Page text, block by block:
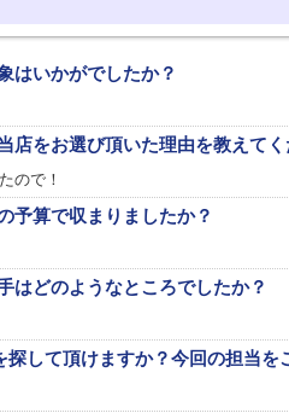
はいかがでしたか？
店をお選び頂いた理由を教えて
ので！
予算で収まりましたか？
はどのようなところでしたか？
探して頂けますか？今回の担当を